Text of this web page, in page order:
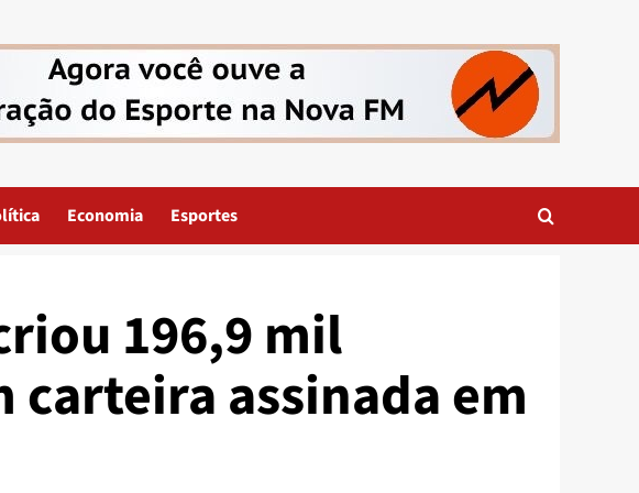
Economia Esportes
196,9 mil
carteira assinada em